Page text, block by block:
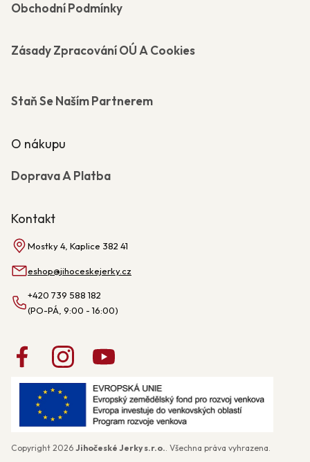
Obchodní Podmínky
Zásady Zpracování OÚ A Cookies
Staň Se Naším Partnerem
O nákupu
Doprava A Platba
Kontakt
Mostky 4, Kaplice 382 41
eshop@jihoceskejerky.cz
+420 739 588 182
Copyright 2026 Jihočeské Jerky s.r.o.. Všechna práva vyhrazena.